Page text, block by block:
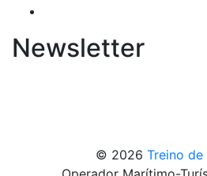
Newsletter
© 2026 Treino de